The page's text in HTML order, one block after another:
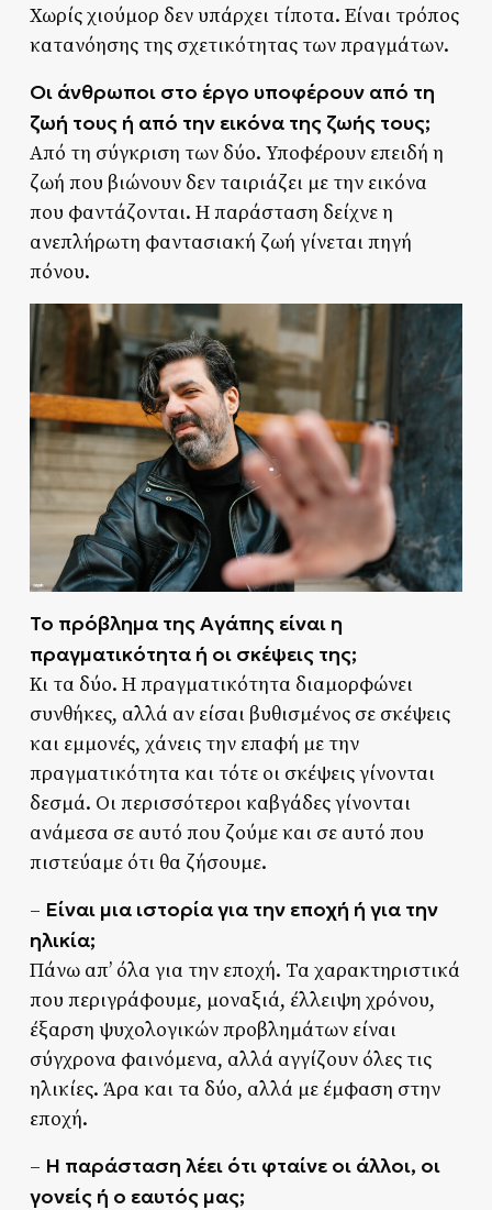
Χωρίς χιούμορ δεν υπάρχει τίποτα. Είναι τρόπος
κατανόησης της σχετικότητας των πραγμάτων.
Οι άνθρωποι στο έργο υποφέρουν από τη
ζωή τους ή από την εικόνα της ζωής τους;
Από τη σύγκριση των δύο. Υποφέρουν επειδή η
ζωή που βιώνουν δεν ταιριάζει με την εικόνα
που φαντάζονται. Η παράσταση δείχνε η
ανεπλήρωτη φαντασιακή ζωή γίνεται πηγή
πόνου.
Το πρόβλημα της Αγάπης είναι η
πραγματικότητα ή οι σκέψεις της;
Κι τα δύο. Η πραγματικότητα διαμορφώνει
συνθήκες, αλλά αν είσαι βυθισμένος σε σκέψεις
και εμμονές, χάνεις την επαφή με την
πραγματικότητα και τότε οι σκέψεις γίνονται
δεσμά. Οι περισσότεροι καβγάδες γίνονται
ανάμεσα σε αυτό που ζούμε και σε αυτό που
πιστεύαμε ότι θα ζήσουμε.
– Είναι μια ιστορία για την εποχή ή για την
ηλικία;
Πάνω απ’ όλα για την εποχή. Τα χαρακτηριστικά
που περιγράφουμε, μοναξιά, έλλειψη χρόνου,
έξαρση ψυχολογικών προβλημάτων είναι
σύγχρονα φαινόμενα, αλλά αγγίζουν όλες τις
ηλικίες. Άρα και τα δύο, αλλά με έμφαση στην
εποχή.
– Η παράσταση λέει ότι φταίνε οι άλλοι, οι
γονείς ή ο εαυτός μας;